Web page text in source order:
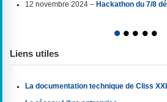
12 novembre 2024 – Hackathon du 7/8
1 2 3 4 5
Liens utiles
La documentation technique de Cliss XXI